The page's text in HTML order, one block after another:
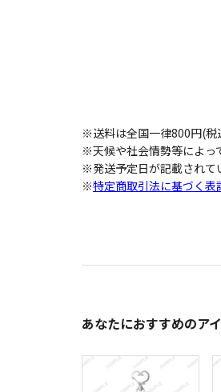
※送料は全国一律800円(税
※天候や社会情勢等によっ
※発送予定日が記載されて
※特定商取引法に基づく表
あなたにおすすめのア